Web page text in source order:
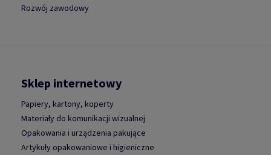
Rozwój zawodowy
Sklep internetowy
Papiery, kartony, koperty
Materiały do komunikacji wizualnej
Opakowania i urządzenia pakujące
Artykuły opakowaniowe i higieniczne